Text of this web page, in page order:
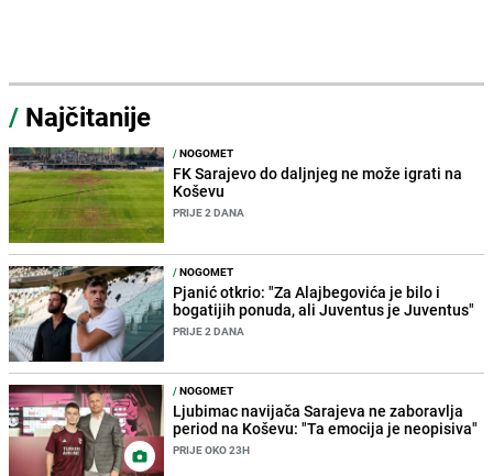
/ Najčitanije
/NOGOMET
FK Sarajevo do daljnjeg ne može igrati na
Koševu
PRIJE 2 DANA
/NOGOMET
Pjanić otkrio: "Za Alajbegovića je bilo i
bogatijih ponuda, ali Juventus je Juventus"
PRIJE 2 DANA
/NOGOMET
Ljubimac navijača Sarajeva ne zaboravlja
period na Koševu: "Ta emocija je neopisiva"
PRIJE OKO 23H